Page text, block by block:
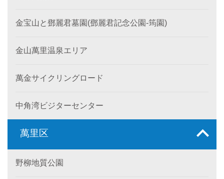
金宝山と鄧麗君墓園(鄧麗君記念公園-筠園)
金山萬里温泉エリア
萬金サイクリングロード
中角湾ビジターセンター
萬里区
野柳地質公園